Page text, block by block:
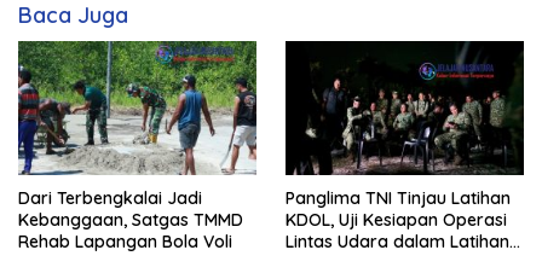
Baca Juga
Dari Terbengkalai Jadi
Kebanggaan, Satgas TMMD
Rehab Lapangan Bola Voli
Panglima TNI Tinjau Latihan
KDOL, Uji Kesiapan Operasi
Lintas Udara dalam Latihan